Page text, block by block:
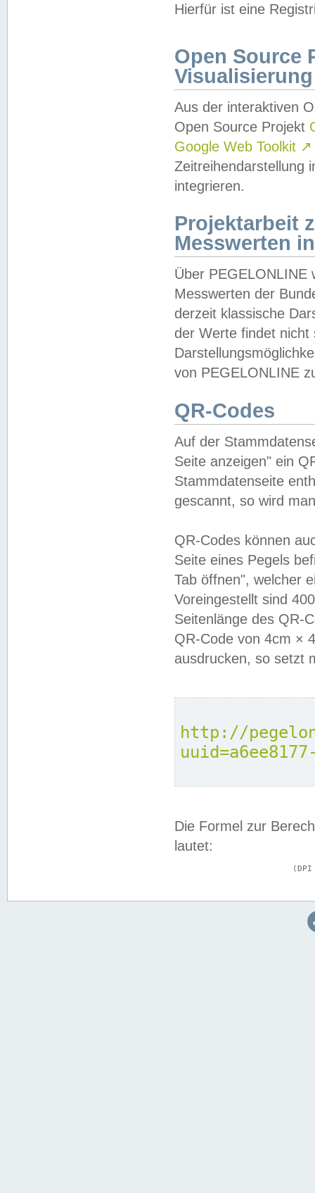
Hierfür ist eine
Open Source
Visualisierung
Aus der interaktiven
Open Source Projekt
Google Web Toolkit ↗
Zeitreihendarstellung
integrieren.
Projektarbeit
Messwerten
Über PEGELONLINE
Messwerten der
derzeit klassische
der Werte findet
von PEGELONLINE
QR-Codes
Auf der
Seite anzeigen" ein
Stammdatenseite
gescannt, so wird
QR-Codes können
Seite eines Pegels
Tab öffnen", welcher
Voreingestellt sind
Seitenlänge des QR-
QR-Code von 4cm ×
ausdrucken, so setzt
http://
Die Formel zur
lautet: